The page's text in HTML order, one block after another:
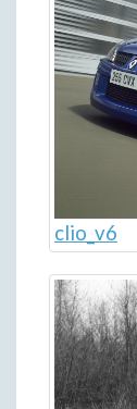
clio_v6